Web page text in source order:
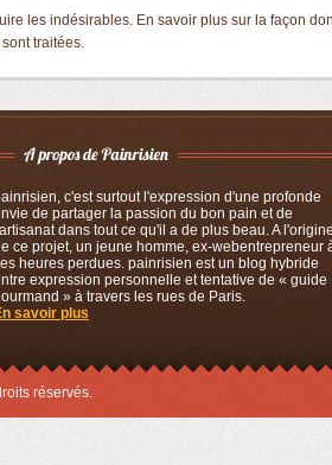
les indésirables. En savoir plus sur la façon
traitées
c'est surtout l'expression d'une profonde
de partager la passion du bon pain et de
dans tout ce qu'il a de plus beau. A
ce projet, un jeune homme, ex-webentrepreneur
heures perdues. painrisien est un blog hybride
expression personnelle et tentative de « guide
» à travers les rues de Paris.
savoir plus
réservés.